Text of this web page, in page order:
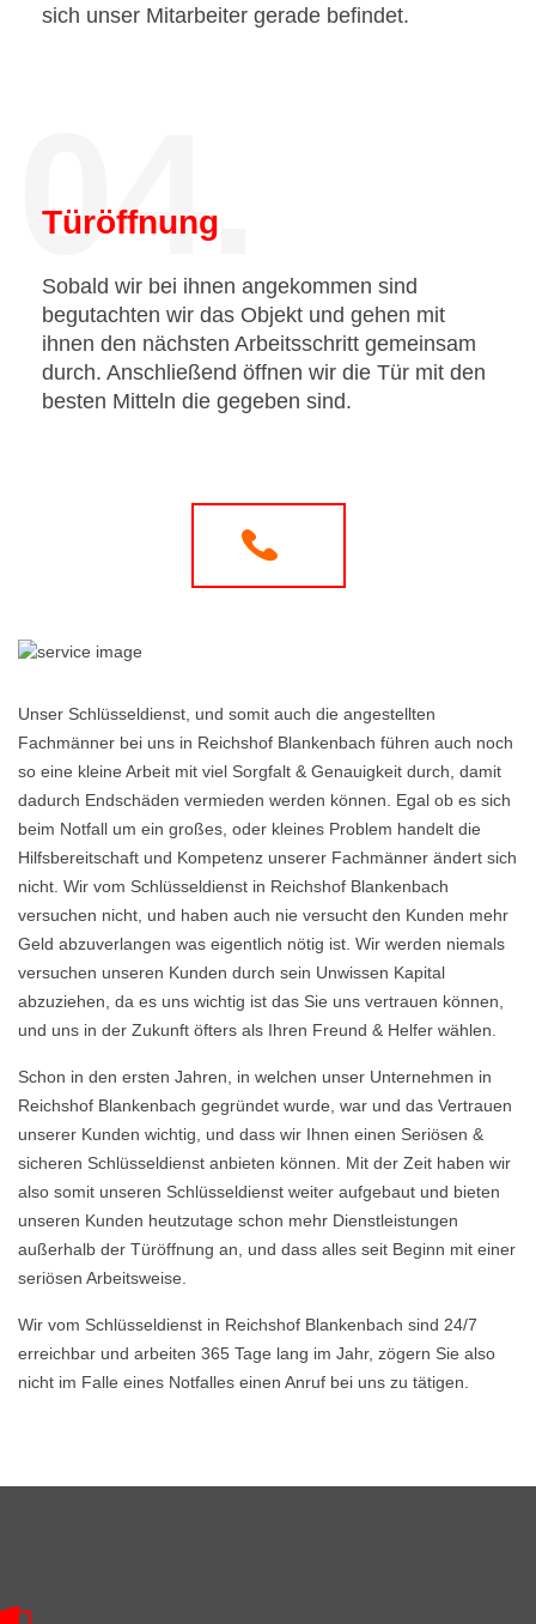
sich unser Mitarbeiter gerade befindet.
04.
Türöffnung
Sobald wir bei ihnen angekommen sind
begutachten wir das Objekt und gehen mit
ihnen den nächsten Arbeitsschritt gemeinsam
durch. Anschließend öffnen wir die Tür mit den
besten Mitteln die gegeben sind.
Unser Schlüsseldienst, und somit auch die angestellten
Fachmänner bei uns in Reichshof Blankenbach führen auch noch
so eine kleine Arbeit mit viel Sorgfalt & Genauigkeit durch, damit
dadurch Endschäden vermieden werden können. Egal ob es sich
beim Notfall um ein großes, oder kleines Problem handelt die
Hilfsbereitschaft und Kompetenz unserer Fachmänner ändert sich
nicht. Wir vom Schlüsseldienst in Reichshof Blankenbach
versuchen nicht, und haben auch nie versucht den Kunden mehr
Geld abzuverlangen was eigentlich nötig ist. Wir werden niemals
versuchen unseren Kunden durch sein Unwissen Kapital
abzuziehen, da es uns wichtig ist das Sie uns vertrauen können,
und uns in der Zukunft öfters als Ihren Freund & Helfer wählen.
Schon in den ersten Jahren, in welchen unser Unternehmen in
Reichshof Blankenbach gegründet wurde, war und das Vertrauen
unserer Kunden wichtig, und dass wir Ihnen einen Seriösen &
sicheren Schlüsseldienst anbieten können. Mit der Zeit haben wir
also somit unseren Schlüsseldienst weiter aufgebaut und bieten
unseren Kunden heutzutage schon mehr Dienstleistungen
außerhalb der Türöffnung an, und dass alles seit Beginn mit einer
seriösen Arbeitsweise.
Wir vom Schlüsseldienst in Reichshof Blankenbach sind 24/7
erreichbar und arbeiten 365 Tage lang im Jahr, zögern Sie also
nicht im Falle eines Notfalles einen Anruf bei uns zu tätigen.